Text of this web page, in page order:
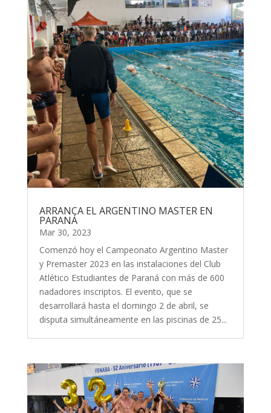
ARRANCA EL ARGENTINO MASTER EN
PARANÁ
Mar 30, 2023
Comenzó hoy el Campeonato Argentino Master
y Premaster 2023 en las instalaciones del Club
Atlético Estudiantes de Paraná con más de 600
nadadores inscriptos. El evento, que se
desarrollará hasta el domingo 2 de abril, se
disputa simultáneamente en las piscinas de 25...